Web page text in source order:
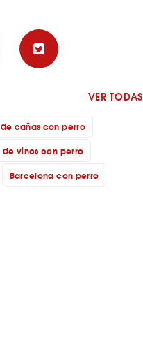
VER TODAS
de cañas con perro
de vinos con perro
Barcelona con perro